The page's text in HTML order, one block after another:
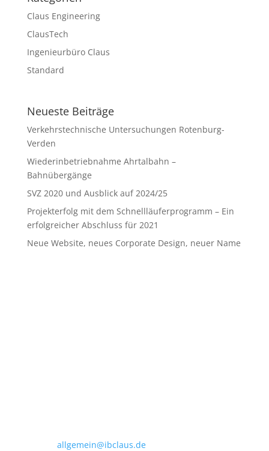
Claus Engineering
ClausTech
Ingenieurbüro Claus
Standard
Neueste Beiträge
Verkehrstechnische Untersuchungen Rotenburg-
Verden
Wiederinbetriebnahme Ahrtalbahn –
Bahnübergänge
SVZ 2020 und Ausblick auf 2024/25
Projekterfolg mit dem Schnellläuferprogramm – Ein
erfolgreicher Abschluss für 2021
Neue Website, neues Corporate Design, neuer Name
allgemein@ibclaus.de